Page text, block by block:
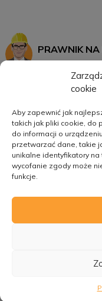
cookie
Aby zapewnić jak
takich jak pliki cookie, do
do informacji o
przetwarzać dane, takie
unikalne identyfikatory
wycofanie zgody może
funkcje.
PRAWNIK
SZKOLENIA
O MNIE
KATEGORIE
KONTAKT